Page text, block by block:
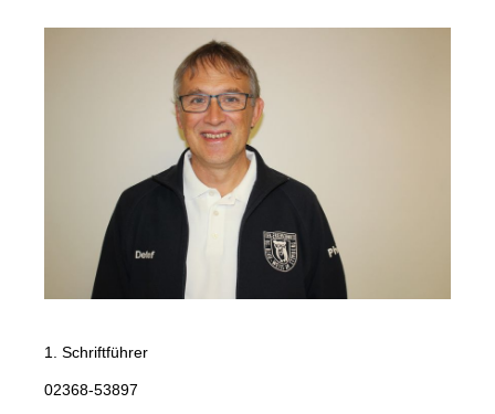
1. Schriftführer
02368-53897